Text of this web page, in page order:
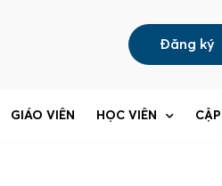
Đăng ký
GIÁO VIÊN HỌC VIÊN